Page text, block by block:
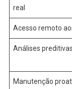
real
Acesso remoto
Análises preditivas
Manutenção